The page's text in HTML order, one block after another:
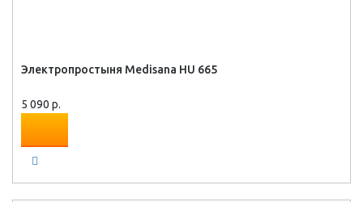
Электропростыня Medisana HU 665
5 090 р.